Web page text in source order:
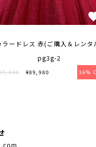
ラードレス 赤(ご購入＆レンタ
pg3g-2
¥89,980 36%